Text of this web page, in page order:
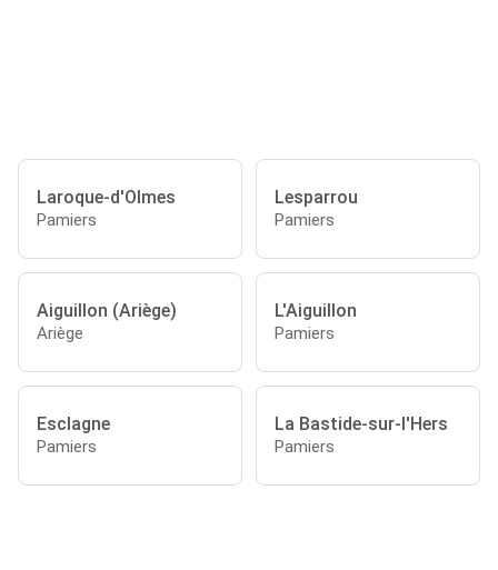
Laroque-d'Olmes
Pamiers
Lesparrou
Pamiers
Aiguillon (Ariège)
Ariège
L'Aiguillon
Pamiers
Esclagne
Pamiers
La Bastide-sur-l'Hers
Pamiers